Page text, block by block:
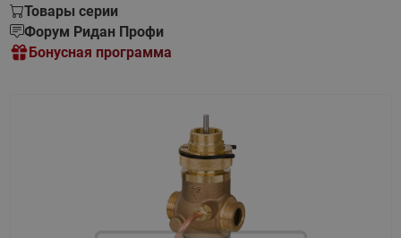
Товары серии
Форум Ридан Профи
Бонусная программа